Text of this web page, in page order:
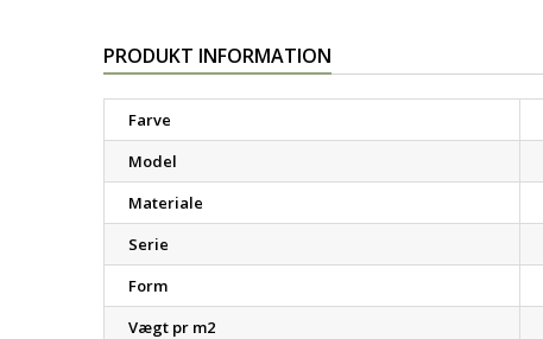
PRODUKT INFORMATION
Farve
Model
Materiale
Serie
Form
Vægt pr m2